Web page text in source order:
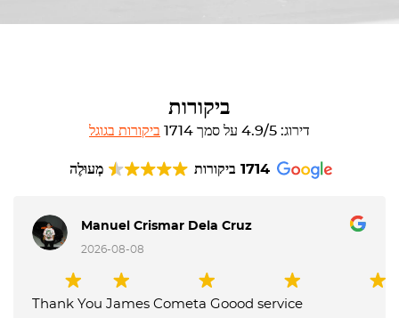
ביקורות
דירוג: 4.9/5 על סמך 1714 ביקורות בגוגל
מְעוּלֶה 1714 ביקורות
Manuel Crismar Dela Cruz
2026-08-08
Thank You James Cometa Goood service